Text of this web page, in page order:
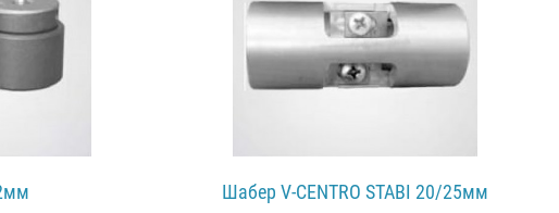
Шабер V-CENTRO STABI 20/25мм